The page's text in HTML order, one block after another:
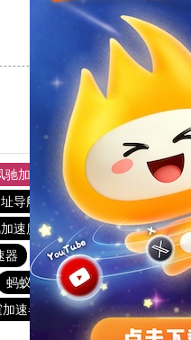
驰加速器
旋风加速器
导航 软件中心 雷霆加速
速度器
快连加速器app
器 outline 极光加速器
蚂蚁加速npv下载官网ios
旋
加速器官网下载
旋风加速度器